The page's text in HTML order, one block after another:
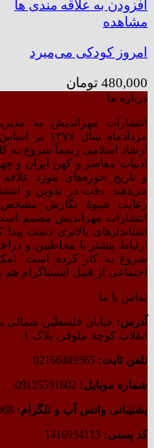
افزودن به علاقه مندی ها
مشاهده
امروز کودکی می‌میرد
480,000 تومان
درباره ما
انتشارات مهراندیش به
مردادماه
ارشاد اسلامی رسماً شروع به
ادبیات معاصر و کهن ایران و
و تاریخ حوزه‌های مورد
می‌دهند. دقت در تدوین و
رعایت شیوهٔ نگارش
انتشارات مهراندیش مصمم
ارتباط بیشتر با مخاطبین و
شروع به کار کرده است.
اجتماعی از قبیل اینستاگرام
تماس با ما
آدرس: خیابان فلسطین شمالی
انقلاب کوچه نیلوفر، پلاک ۱
تلفن ثابت:
شماره موبایل:
پشتیبانی واتس آپ و تلگرام:
کد پستی: